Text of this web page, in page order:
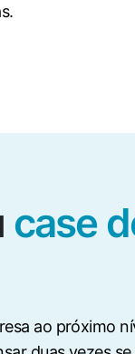
case
ao próximo